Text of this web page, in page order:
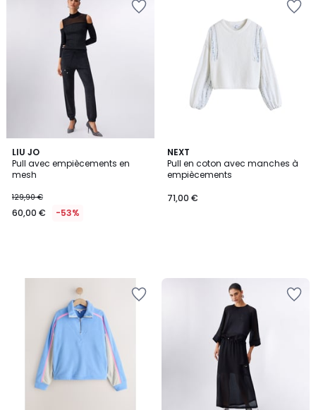
LIU JO
Pull avec empiècements en
mesh
129,90 €
60,00 € -53%
NEXT
Pull en coton avec manches à
empiècements
71,00 €